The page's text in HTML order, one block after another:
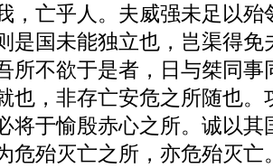
，亡乎人。夫威强未足以殆
是国未能独立也，岂渠得免
所不欲于是者，日与桀同
也，非存亡安危之所随也。
将于愉殷赤心之所。诚以其
危殆灭亡之所，亦危殆灭亡